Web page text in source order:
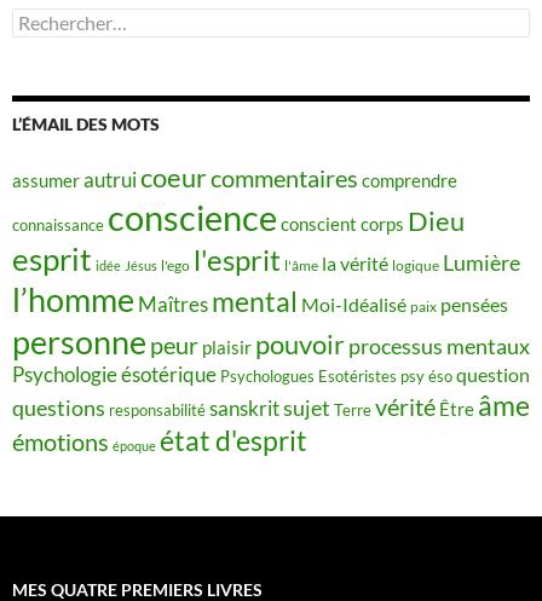
Rechercher :
L’ÉMAIL DES MOTS
assumerautruicoeurcommentaires comprendre
connaissance conscience conscient corps Dieu
esprit idée Jésus l'ego l'esprit l'âme la vérité logique Lumière
l’homme Maîtres mental Moi-Idéalisé paix pensées
personne peur plaisir pouvoirprocessus mentaux
Psychologie ésotérique Psychologues Esotéristes psy ésoquestion
questions responsabilitésanskritsujet Terrevérité Être âme
émotions époque état d'esprit
MES QUATRE PREMIERS LIVRES